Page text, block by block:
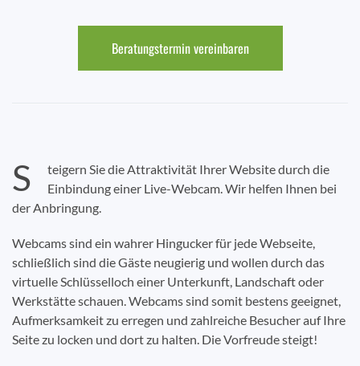
Beratungstermin vereinbaren
S
teigern Sie die Attraktivität Ihrer Website durch die
Einbindung einer Live-Webcam. Wir helfen Ihnen bei
der Anbringung.
Webcams sind ein wahrer Hingucker für jede Webseite,
schließlich sind die Gäste neugierig und wollen durch das
virtuelle Schlüsselloch einer Unterkunft, Landschaft oder
Werkstätte schauen. Webcams sind somit bestens geeignet,
Aufmerksamkeit zu erregen und zahlreiche Besucher auf Ihre
Seite zu locken und dort zu halten. Die Vorfreude steigt!